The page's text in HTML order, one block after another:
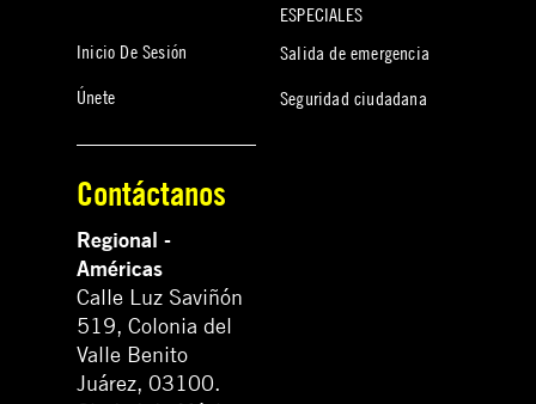
Inicio De Sesión
Únete
ESPECIALES
Salida de emergencia
Seguridad ciudadana
Contáctanos
Regional -
Américas
Calle Luz Saviñón
519, Colonia del
Valle Benito
Juárez, 03100.